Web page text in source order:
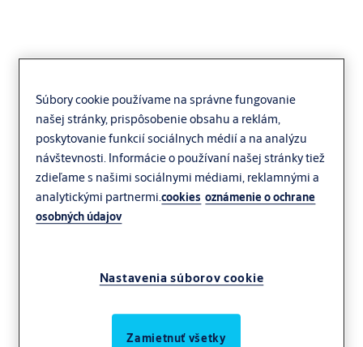
Zádržné systémy
vozidiel
Súbory cookie používame na správne fungovanie
našej stránky, prispôsobenie obsahu a reklám,
poskytovanie funkcií sociálnych médií a na analýzu
návštevnosti. Informácie o používaní našej stránky tiež
zdieľame s našimi sociálnymi médiami, reklamnými a
analytickými partnermi.cookies oznámenie o ochrane
osobných údajov
Nastavenia súborov cookie
Zamietnuť všetky